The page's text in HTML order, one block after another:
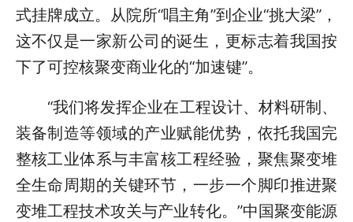
式挂牌成立。从院所“唱主角”到企业“挑大梁”，
这不仅是一家新公司的诞生，更标志着我国按
下了可控核聚变商业化的“加速键”。
“我们将发挥企业在工程设计、材料研制、
装备制造等领域的产业赋能优势，依托我国完
整核工业体系与丰富核工程经验，聚焦聚变堆
全生命周期的关键环节，一步一个脚印推进聚
变堆工程技术攻关与产业转化。”中国聚变能源